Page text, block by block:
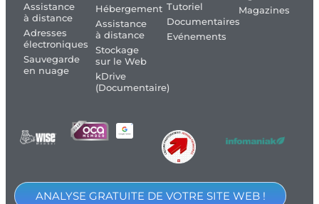
Assistance
à distance
Adresses
électroniques
Sauvegarde
en nuage
Hébergement
Assistance
à distance
Stockage
sur le Web
kDrive
(Documentaire)
Tutoriel
Documentaires
Evénements
Magazines
ANALYSE GRATUITE DE VOTRE SITE WEB !